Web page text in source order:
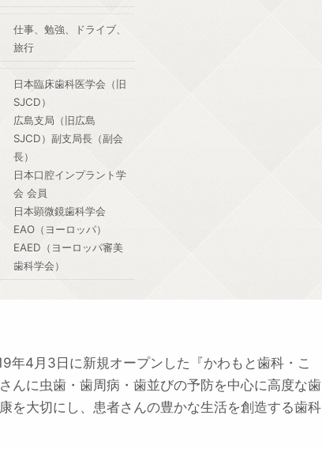
仕事、勉強、ドライブ、
旅行
日本臨床歯科医学会（旧
SJCD）
広島支局（旧広島
SJCD）副支局長（副会
長）
日本口腔インプラント学
会 会員
日本顕微鏡歯科学会
EAO（ヨーロッパ）
EAED（ヨーロッパ審美
歯科学会）
年4月3日に新規オープンした『かわもと歯科・こ
んに虫歯・歯周病・歯並びの予防を中心に高度な歯
を大切にし、患者さんの豊かな生活を創造する歯科